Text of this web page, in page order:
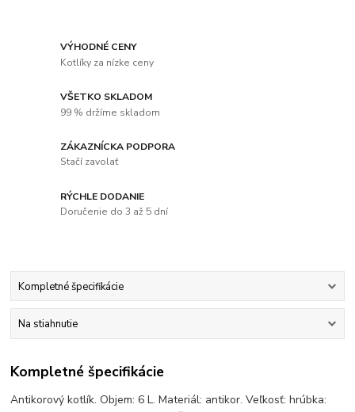
VÝHODNÉ CENY
Kotlíky za nízke ceny
VŠETKO SKLADOM
99 % držíme skladom
ZÁKAZNÍCKA PODPORA
Stačí zavolať
RÝCHLE DODANIE
Doručenie do 3 až 5 dní
Kompletné špecifikácie
Na stiahnutie
Kompletné špecifikácie
Antikorový kotlík. Objem: 6 L. Materiál: antikor. Veľkosť: hrúbka: